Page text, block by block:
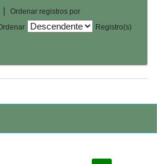
|
Ordenar registros por
Registro(s)